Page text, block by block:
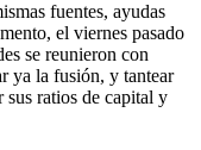
fuentes, ayudas
el viernes pasado
se reunieron con
ya la fusión, y tantear
sus ratios de capital y